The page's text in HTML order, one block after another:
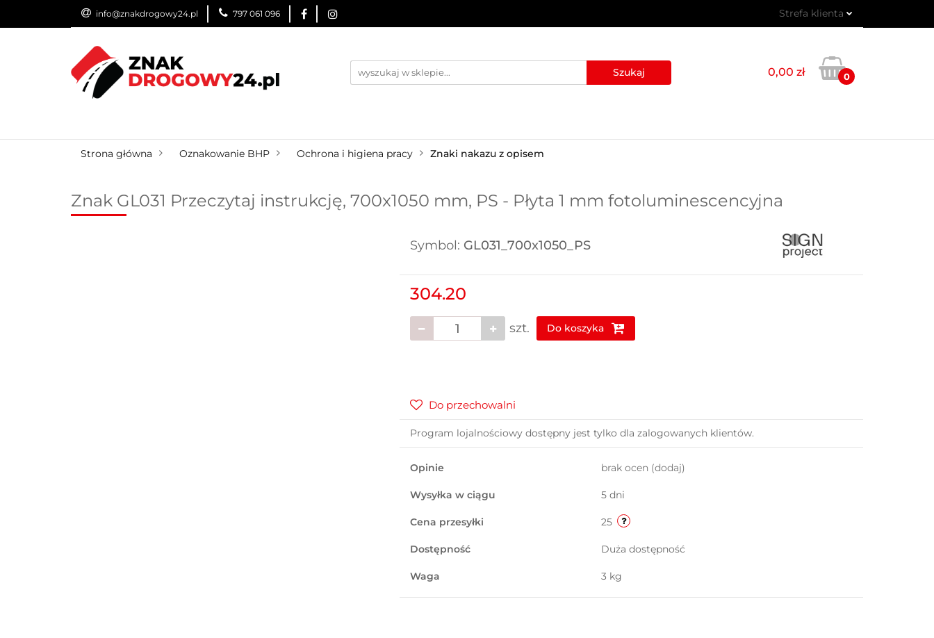
info@znakdrogowy24.pl 797 061 096 Strefa klienta
Zarejestruj się
Dodaj zgłoszenie
0,00 zł 0
ZNAKI DROGOWE URZĄDZENIA BRD
Strona główna Oznakowanie BHP Ochrona i higiena pracy Znaki nakazu z opisem
Znak GL031 Przeczytaj instrukcję, 700x1050 mm, PS - Płyta 1 mm fotoluminescencyjna
Symbol: GL031_700x1050_PS
304.20
szt. Do koszyka
Do przechowalni
Program lojalnościowy dostępny jest tylko dla zalogowanych klientów.
Opinie brak ocen (dodaj)
Wysyłka w ciągu 5 dni
Cena przesyłki 25
Dostępność Duża dostępność
Waga 3 kg